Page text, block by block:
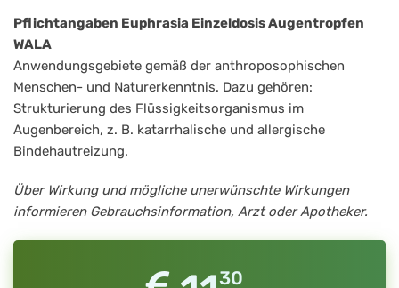
Pflichtangaben Euphrasia Einzeldosis Augentropfen
WALA
Anwendungsgebiete gemäß der anthroposophischen
Menschen- und Naturerkenntnis. Dazu gehören:
Strukturierung des Flüssigkeitsorganismus im
Augenbereich, z. B. katarrhalische und allergische
Bindehautreizung.
Über Wirkung und mögliche unerwünschte Wirkungen
informieren Gebrauchsinformation, Arzt oder Apotheker.
30